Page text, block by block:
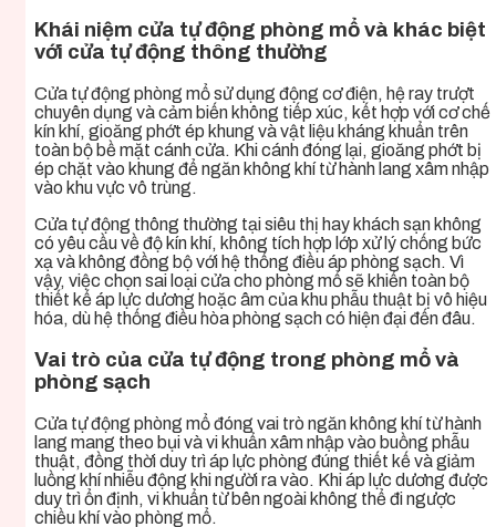
Khái niệm cửa tự động phòng mổ và khác biệt
với cửa tự động thông thường
Cửa tự động phòng mổ sử dụng động cơ điện, hệ ray trượt
chuyên dụng và cảm biến không tiếp xúc, kết hợp với cơ chế
kín khí, gioăng phớt ép khung và vật liệu kháng khuẩn trên
toàn bộ bề mặt cánh cửa. Khi cánh đóng lại, gioăng phớt bị
ép chặt vào khung để ngăn không khí từ hành lang xâm nhập
vào khu vực vô trùng.
Cửa tự động thông thường tại siêu thị hay khách sạn không
có yêu cầu về độ kín khí, không tích hợp lớp xử lý chống bức
xạ và không đồng bộ với hệ thống điều áp phòng sạch. Vì
vậy, việc chọn sai loại cửa cho phòng mổ sẽ khiến toàn bộ
thiết kế áp lực dương hoặc âm của khu phẫu thuật bị vô hiệu
hóa, dù hệ thống điều hòa phòng sạch có hiện đại đến đâu.
Vai trò của cửa tự động trong phòng mổ và
phòng sạch
Cửa tự động phòng mổ đóng vai trò ngăn không khí từ hành
lang mang theo bụi và vi khuẩn xâm nhập vào buồng phẫu
thuật, đồng thời duy trì áp lực phòng đúng thiết kế và giảm
luồng khí nhiễu động khi người ra vào. Khi áp lực dương được
duy trì ổn định, vi khuẩn từ bên ngoài không thể đi ngược
chiều khí vào phòng mổ.